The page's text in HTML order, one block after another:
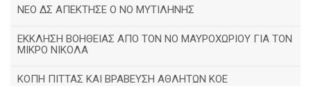
ΝΕΟ ΔΣ ΑΠΕΚΤΗΣΕ Ο ΝΟ ΜΥΤΙΛΗΝΗΣ
ΕΚΚΛΗΣΗ ΒΟΗΘΕΙΑΣ ΑΠΟ ΤΟΝ ΝΟ ΜΑΥΡΟΧΩΡΙΟΥ ΓΙΑ ΤΟΝ
ΜΙΚΡΟ ΝΙΚΟΛΑ
ΚΟΠΗ ΠΙΤΤΑΣ ΚΑΙ ΒΡΑΒΕΥΣΗ ΑΘΛΗΤΩΝ ΚΟΕ